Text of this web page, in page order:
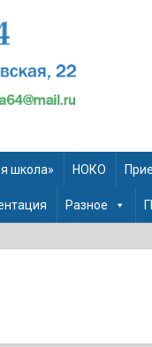
школа» НОКО
Разное